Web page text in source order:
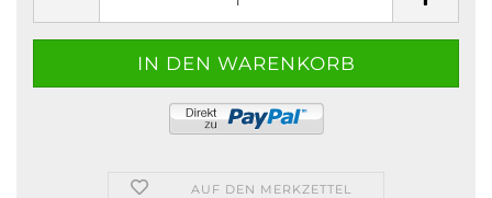
AUF DEN MERKZETTEL